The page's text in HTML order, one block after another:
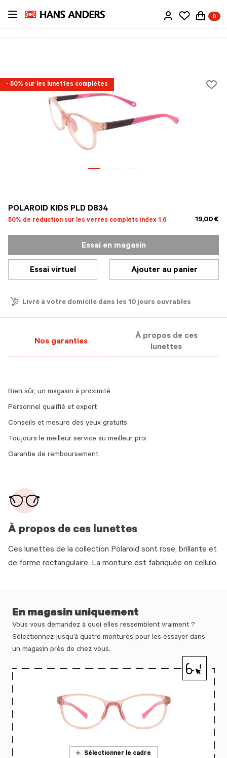
Passer
0
- 50% sur les lunettes complètes
POLAROID KIDS PLD D834
50% de réduction sur les verres complets index 1.6 19,00 €
Essai en magasin
Essai virtuel Ajouter au panier
Livré à votre domicile dans les 10 jours ouvrables
Nos garanties
À propos de ces
lunettes
À propos de ces lunettes
Ces lunettes de la collection Polaroid sont rose, brillante et
de forme rectangulaire. La monture est fabriquée en cellulo.
Bien sûr, un magasin à proximité
Personnel qualifié et expert
Conseils et mesure des yeux gratuits
Toujours le meilleur service au meilleur prix
Garantie de remboursement
En magasin uniquement
Vous vous demandez à quoi elles ressemblent vraiment ?
Sélectionnez jusqu’à quatre montures pour les essayer dans
un magasin près de chez vous.
Sélectionner le cadre